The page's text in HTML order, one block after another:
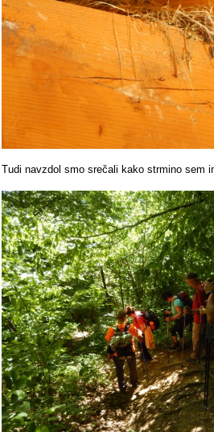
Tudi navzdol smo srečali kako strmino sem